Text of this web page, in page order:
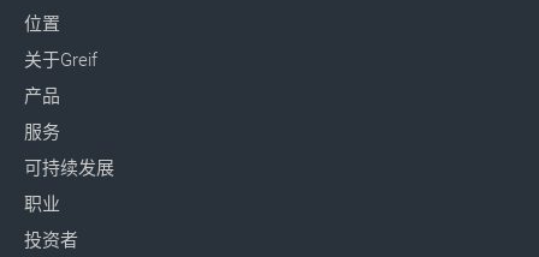
位置
关于Greif
产品
服务
可持续发展
职业
投资者